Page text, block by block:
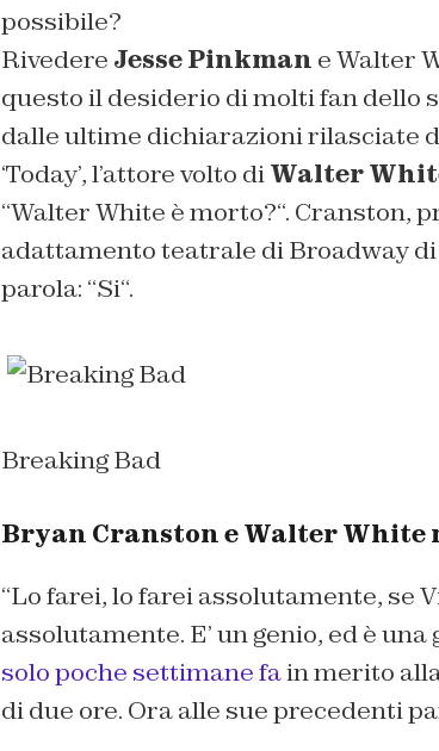
possibile?
Rivedere Jesse Pinkman e Walter
questo il desiderio di molti fan dello
dalle ultime dichiarazioni rilasciate
‘Today’, l’attore volto diWalter
“Walter White è morto?“. Cranston,
adattamento teatrale di Broadway
parola: “Si“.
Breaking Bad
Bryan Cranston e Walter White
“Lo farei, lo farei assolutamente, se
assolutamente. E’ un genio, ed è
solo poche settimane fain merito
di due ore. Ora alle sue precedenti